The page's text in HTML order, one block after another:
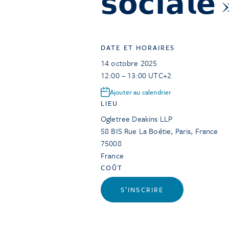
DATE ET HORAIRES
14 octobre 2025
12:00 – 13:00 UTC+2
Ajouter au calendrier
LIEU
Ogletree Deakins LLP
58 BIS Rue La Boétie, Paris, France
75008
France
COÛT
S’INSCRIRE